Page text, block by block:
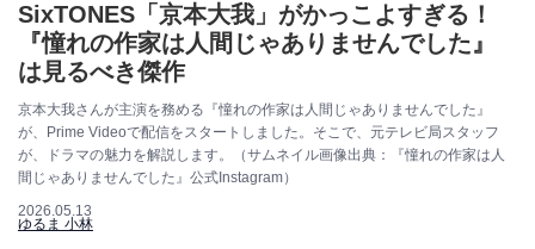
SixTONES「京本大我」がかっこよすぎる！
『憧れの作家は人間じゃありませんでした』
は見るべき傑作
京本大我さんが主演を務める『憧れの作家は人間じゃありませんでした』
が、Prime Videoで配信をスタートしました。そこで、元テレビ局スタッフ
が、ドラマの魅力を解説します。（サムネイル画像出典：『憧れの作家は人
間じゃありませんでした』公式Instagram）
2026.05.13
ゆるま 小林